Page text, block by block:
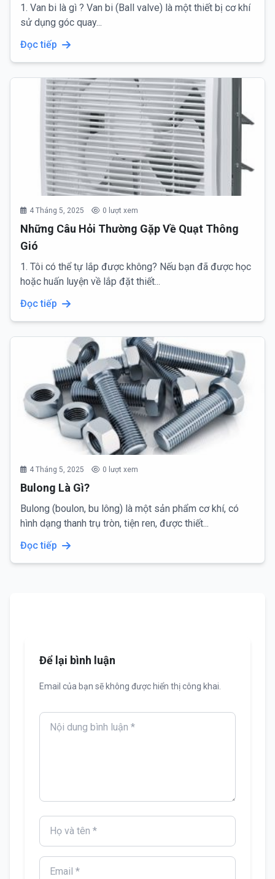
1. Van bi là gì ? Van bi (Ball valve) là một thiết bị cơ khí
sử dụng góc quay...
Đọc tiếp
4 Tháng 5, 2025 0 lượt xem
Những Câu Hỏi Thường Gặp Về Quạt Thông
Gió
1. Tôi có thể tự lắp được không? Nếu bạn đã được học
hoặc huấn luyện về lắp đặt thiết...
Đọc tiếp
4 Tháng 5, 2025 0 lượt xem
Bulong Là Gì?
Bulong (boulon, bu lông) là một sản phẩm cơ khí, có
hình dạng thanh trụ tròn, tiện ren, được thiết...
Đọc tiếp
Để lại bình luận
Email của bạn sẽ không được hiển thị công khai.